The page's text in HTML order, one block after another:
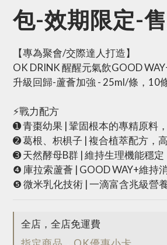
包-效期限定-
【專為聚會/交際達人打造】
OK DRINK 醒醒元氣飲GOOD
升級回歸-蘆薈加強 - 25ml/條，10
⚡戰力配方
➊ 青棗幼果 | 鞏固根本的專精原料
➋ 葛根、枳椇子 | 複合植萃配方，
➌ 天然酵母B群 | 維持生理機能穩定
❹ 庫拉索蘆薈 | GOOD WAY+維持
❺ 微米乳化技術 | 一滴富含兆級營
全店，全店免運費